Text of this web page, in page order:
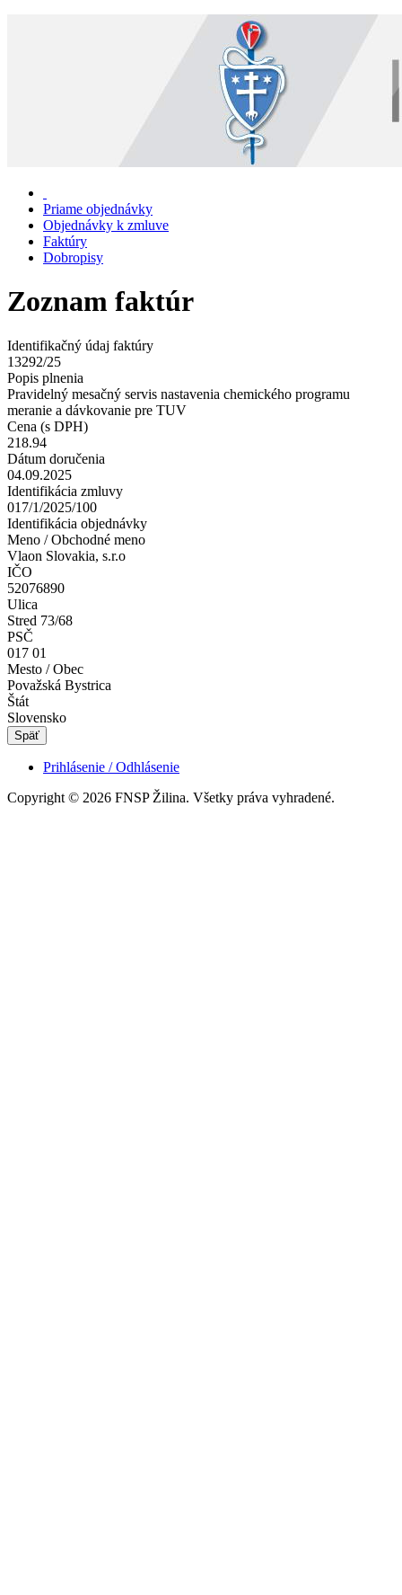
Priame objednávky
Objednávky k zmluve
Faktúry
Dobropisy
Zoznam faktúr
Identifikačný údaj faktúry
13292/25
Popis plnenia
Pravidelný mesačný servis nastavenia chemického programu
meranie a dávkovanie pre TUV
Cena (s DPH)
218.94
Dátum doručenia
04.09.2025
Identifikácia zmluvy
017/1/2025/100
Identifikácia objednávky
Meno / Obchodné meno
Vlaon Slovakia, s.r.o
IČO
52076890
Ulica
Stred 73/68
PSČ
017 01
Mesto / Obec
Považská Bystrica
Štát
Slovensko
Späť
Prihlásenie / Odhlásenie
Copyright © 2026 FNSP Žilina. Všetky práva vyhradené.